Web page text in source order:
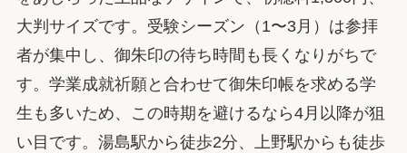
大判サイズです。受験シーズン（1〜3月）は参拝
者が集中し、御朱印の待ち時間も長くなりがちで
す。学業成就祈願と合わせて御朱印帳を求める学
生も多いため、この時期を避けるなら4月以降が狙
い目です。湯島駅から徒歩2分、上野駅からも徒歩